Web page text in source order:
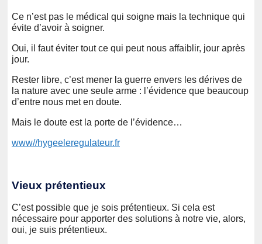
Ce n’est pas le médical qui soigne mais la technique qui
évite d’avoir à soigner.
Oui, il faut éviter tout ce qui peut nous affaiblir, jour après
jour.
Rester libre, c’est mener la guerre envers les dérives de
la nature avec une seule arme : l’évidence que beaucoup
d’entre nous met en doute.
Mais le doute est la porte de l’évidence…
www//hygeeleregulateur.fr
Vieux prétentieux
C’est possible que je sois prétentieux. Si cela est
nécessaire pour apporter des solutions à notre vie, alors,
oui, je suis prétentieux.